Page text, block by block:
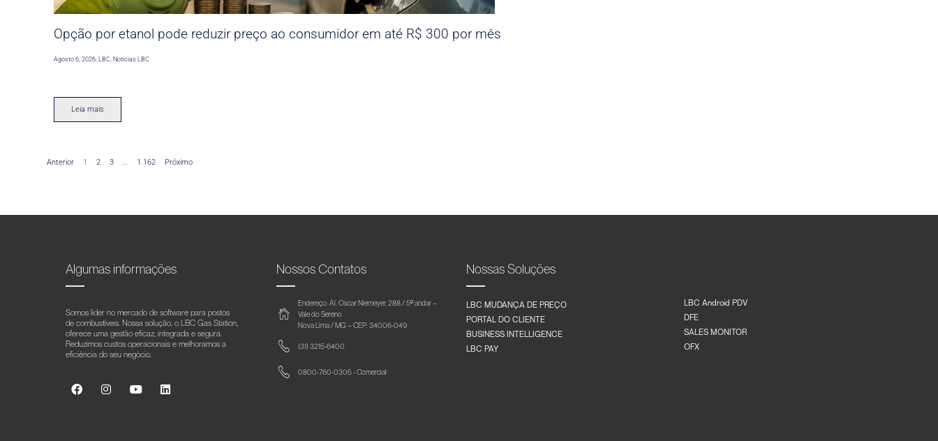
Opção por etanol pode reduzir preço ao consumidor em até R$ 300 por mês
Agosto 6, 2026 ,LBC Noticias LBC
Leia mais
Anterior 1 2 3 … 1.162 Próximo
Algumas informações
Somos líder no mercado de software para postos
de combustíveis. Nossa solução, o LBC Gas Station,
oferece uma gestão eficaz, integrada e segura.
Reduzimos custos operacionais e melhoramos a
eficiência do seu negócio.
Nossos Contatos
Endereço: Al. Oscar Niemeyer, 288 / 5º andar –
Vale do Sereno
Nova Lima / MG – CEP: 34006-049
(31) 3215-6400
0800-760-0305 - Comercial
Nossas Soluções
LBC MUDANÇA DE PREÇO
PORTAL DO CLIENTE
BUSINESS INTELLIGENCE
LBC PAY
LBC Android PDV
DFE
SALES MONITOR
OFX